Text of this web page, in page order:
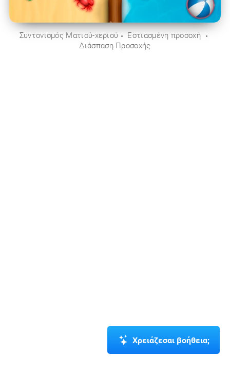
Συντονισμός Ματιού-χεριού
Εστιασμένη προσοχή
Διάσπαση Προσοχής
Χρειάζεσαι βοήθεια;